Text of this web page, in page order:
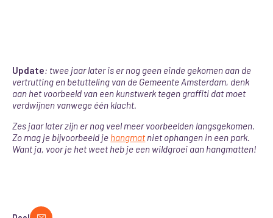
Update: twee jaar later is er nog geen einde gekomen aan de
vertrutting en betutteling van de Gemeente Amsterdam, denk
aan het voorbeeld van een kunstwerk tegen graffiti dat moet
verdwijnen vanwege één klacht.
Zes jaar later zijn er nog veel meer voorbeelden langsgekomen.
Zo mag je bijvoorbeeld je hangmatniet ophangen in een park.
Want ja, voor je het weet heb je een wildgroei aan hangmatten!